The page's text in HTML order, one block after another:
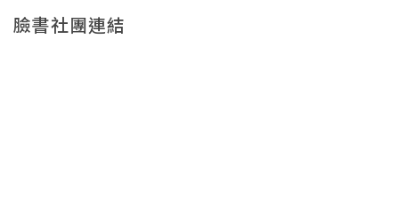
臉書社團連結